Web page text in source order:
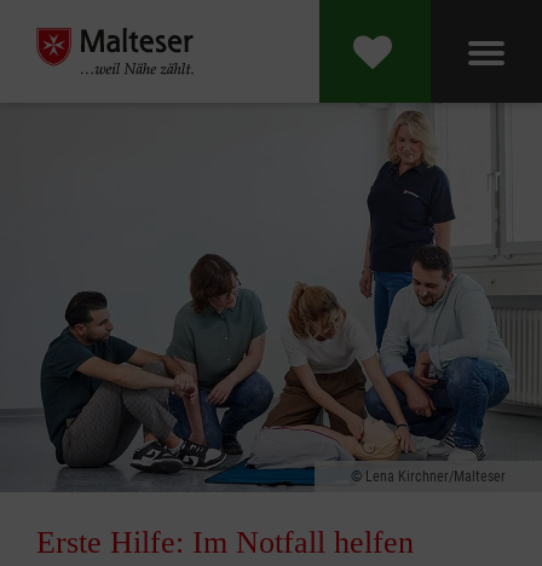
Lena Kirchner/Malteser
Erste Hilfe: Im Notfall helfen